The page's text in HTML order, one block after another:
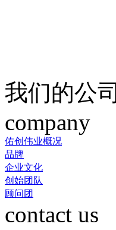
我们的公司
company
佑创伟业概况
品牌
企业文化
创始团队
顾问团
contact us